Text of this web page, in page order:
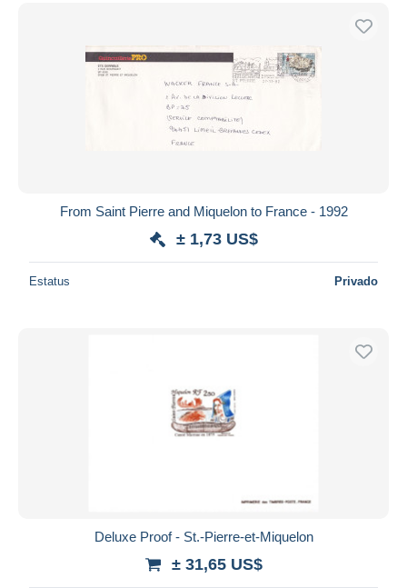
From Saint Pierre and Miquelon to France - 1992
± 1,73 US$
Estatus Privado
Deluxe Proof - St.-Pierre-et-Miquelon
± 31,65 US$